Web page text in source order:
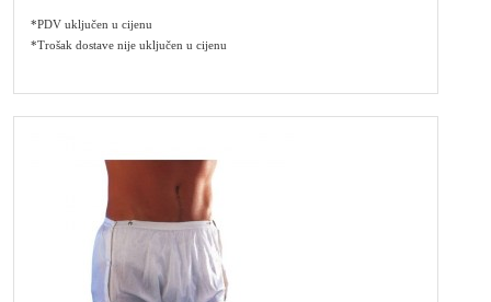
*PDV uključen u cijenu
*Trošak dostave nije uključen u cijenu